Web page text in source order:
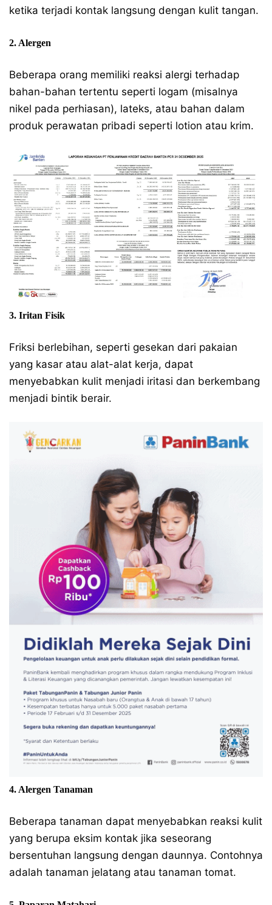
ketika terjadi kontak langsung dengan kulit tangan.
2. Alergen
Beberapa orang memiliki reaksi alergi terhadap
bahan-bahan tertentu seperti logam (misalnya
nikel pada perhiasan), lateks, atau bahan dalam
produk perawatan pribadi seperti lotion atau krim.
3. Iritan Fisik
Friksi berlebihan, seperti gesekan dari pakaian
yang kasar atau alat-alat kerja, dapat
menyebabkan kulit menjadi iritasi dan berkembang
menjadi bintik berair.
4. Alergen Tanaman
Beberapa tanaman dapat menyebabkan reaksi kulit
yang berupa eksim kontak jika seseorang
bersentuhan langsung dengan daunnya. Contohnya
adalah tanaman jelatang atau tanaman tomat.